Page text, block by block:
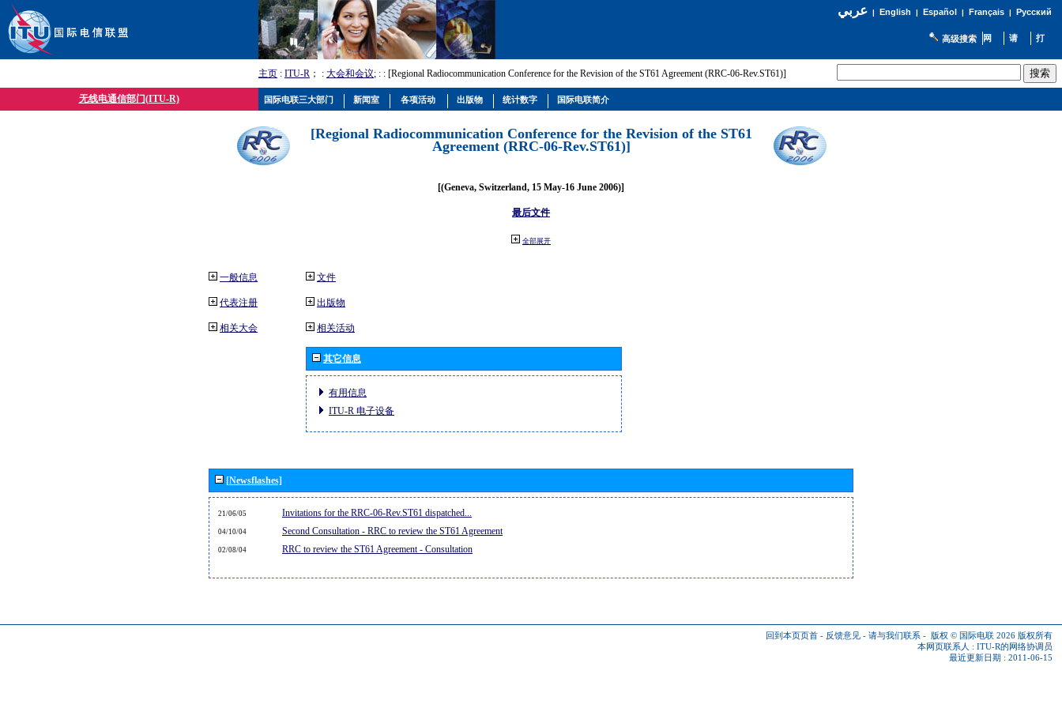
عربي| English | Español | Français| Русский
高级搜索
主页 : ITU-R ； : 大会和会议; : : [Regional Radiocommunication Conference for the Revision of the ST61 Agreement (RRC-06-Rev.ST61)]
无线电通信部门(ITU-R)
[Regional Radiocommunication Conference for the Revision of the ST61
Agreement (RRC-06-Rev.ST61)]
[(Geneva, Switzerland, 15 May-16 June 2006)]
最后文件
全部展开
一般信息
代表注册
相关大会
文件
出版物
相关活动
其它信息
有用信息
ITU-R 电子设备
[Newsflashes]
21/06/05 Invitations for the RRC-06-Rev.ST61 dispatched...
04/10/04 Second Consultation - RRC to review the ST61 Agreement
02/08/04 RRC to review the ST61 Agreement - Consultation
回到本页页首 - 反馈意见 - 请与我们联系 - 版权 © 国际电联 2026 版权所有
本网页联系人 : ITU-R的网络协调员
最近更新日期 : 2011-06-15
国际电联三大部门 新闻室 各项活动 出版物 统计数字 国际电联简介